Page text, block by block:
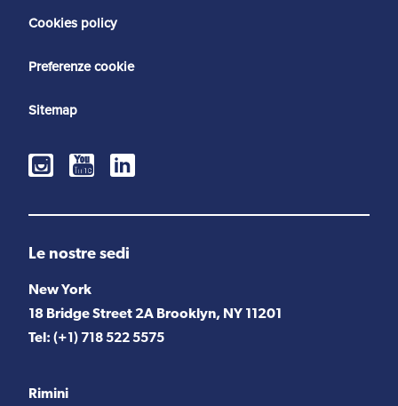
Cookies policy
Preferenze cookie
Sitemap
Le nostre sedi
New York
18 Bridge Street 2A Brooklyn, NY 11201
Tel: (+1) 718 522 5575
Rimini